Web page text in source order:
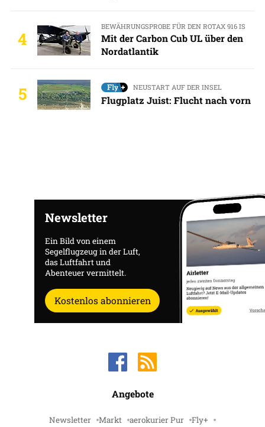
4
BEWÄHRUNGSPROBE FÜR DEN ROTAX 916 IS
Mit der Carbon Cub UL über den
Nordatlantik
5 NEUSTART AUF DER INSEL
Flugplatz Juist: Flucht nach vorn
Newsletter
Ein Bild von einem
Segelflugzeug in der Luft,
das Luftfahrt und
Abenteuer vermittelt.
Kostenlos abonnieren
Angebote
Newsletter Markt aerokurier Pur Fly+